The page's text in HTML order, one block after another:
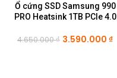
Ổ cứng SSD Samsung 990
PRO Heatsink 1TB PCIe 4.0
4.650.000₫ 3.590.000 ₫